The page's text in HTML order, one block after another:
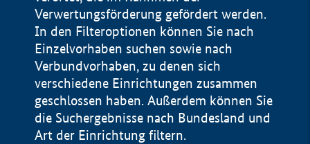
Verwertungsförderung gefördert werden.
In den Filteroptionen können Sie nach
Einzelvorhaben suchen sowie nach
Verbundvorhaben, zu denen sich
verschiedene Einrichtungen zusammen
geschlossen haben. Außerdem können Sie
die Suchergebnisse nach Bundesland und
Art der Einrichtung filtern.